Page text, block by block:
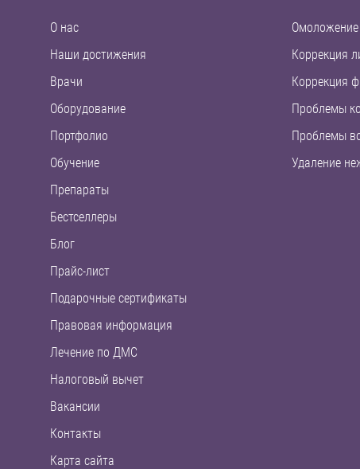
О нас
Наши достижения
Врачи
Оборудование
Портфолио
Обучение
Препараты
Бестселлеры
Блог
Прайс-лист
Подарочные сертификаты
Правовая информация
Лечение по ДМС
Налоговый вычет
Вакансии
Контакты
Карта сайта
Омоложение
Коррекция
Коррекция
Проблемы
Проблемы
Удаление